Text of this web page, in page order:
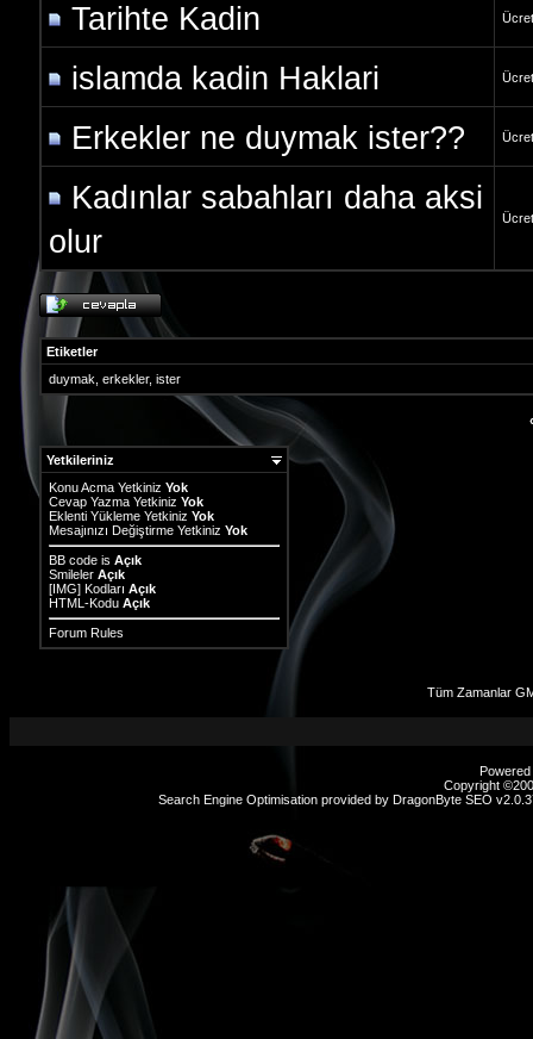
Tarihte Kadin
islamda kadin Haklari
Erkekler ne duymak ister??
Kadınlar sabahları daha aksi
olur
Etiketler
duymak erkekler, ister
Yetkileriniz
Konu Acma Yetkiniz Yok
Cevap Yazma Yetkiniz Yok
Eklenti Yükleme Yetkiniz Yok
Mesajınızı Değiştirme Yetkiniz Yok
BB code is Açık
Smileler Açık
[IMG] Kodları Açık
HTML-Kodu Açık
Forum Rules
Tüm Zamanlar
Copyright
Search Engine Optimisation provided by DragonByte SEO